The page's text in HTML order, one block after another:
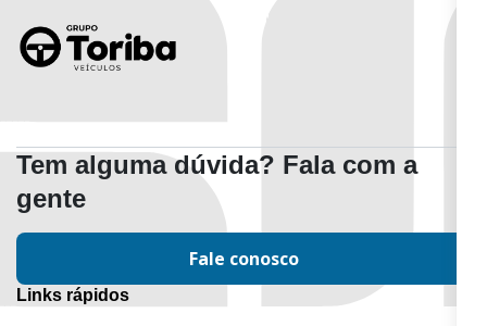
Tem alguma dúvida? Fala com a
gente
Fale conosco
Links rápidos